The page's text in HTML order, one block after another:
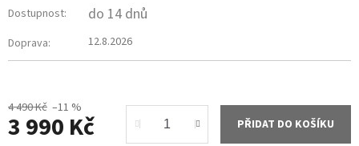
4 490 Kč –11 %
3 990 Kč PŘIDAT DO KOŠÍKU
Dostupnost: do 14 dnů
Doprava: 12.8.2026